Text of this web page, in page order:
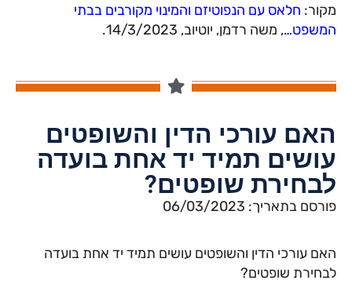
מקור: חלאס עם הנפוטיזם והמינוי מקורבים בבתי
המשפט…, משה רדמן, יוטיוב, 14/3/2023.
האם עורכי הדין והשופטים
עושים תמיד יד אחת בועדה
לבחירת שופטים?
פורסם בתאריך: 06/03/2023
האם עורכי הדין והשופטים עושים תמיד יד אחת בועדה
לבחירת שופטים?